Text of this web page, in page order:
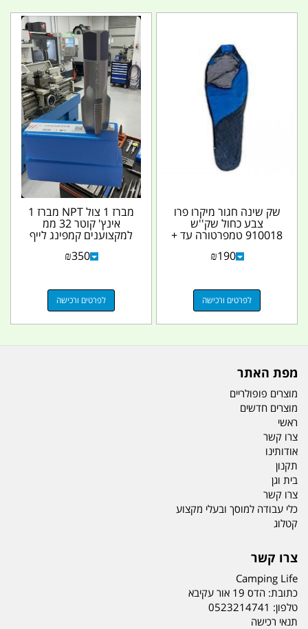
שק שינה חגור מיקרו פרו
צבע כחול שק''ש
910018 טמפרטורה עד +
₪190
לפרטים ורכישה
מברז 1 צול NPT מברז 1
אינץ' קוטר 32 ממ
למקצוענים קמפינג לייף
₪350
לפרטים ורכישה
מפת האתר
מוצרים פופולריים
מוצרים חדשים
ראשי
צרו קשר
אודותינו
תקנון
בית וגן
צרו קשר
כלי עבודה למוסך ובעלי מקצוע
קטלוג
צרו קשר
Camping Life
כתובת: הדס 19 אור עקיבא
טלפון: 0523214741
תנאי רכישה